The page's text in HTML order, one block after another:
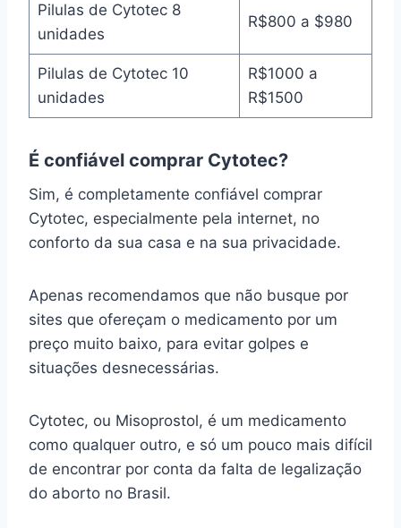
Pilulas de Cytotec 8
unidades
R$800 a $980
Pilulas de Cytotec 10
unidades
R$1000 a
R$1500
É confiável comprar Cytotec?
Sim, é completamente confiável comprar
Cytotec, especialmente pela internet, no
conforto da sua casa e na sua privacidade.
Apenas recomendamos que não busque por
sites que ofereçam o medicamento por um
preço muito baixo, para evitar golpes e
situações desnecessárias.
Cytotec, ou Misoprostol, é um medicamento
como qualquer outro, e só um pouco mais difícil
de encontrar por conta da falta de legalização
do aborto no Brasil.